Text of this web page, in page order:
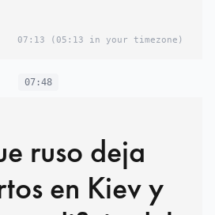
07:13 (05:13 in your timezone)
07:48
ruso deja
en Kiev y